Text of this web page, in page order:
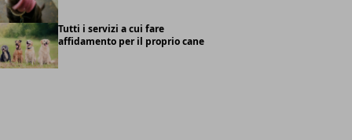
Tutti i servizi a cui fare
affidamento per il proprio cane